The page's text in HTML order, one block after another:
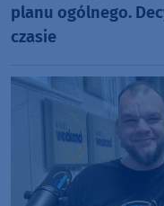
planu ogólnego.
czasie